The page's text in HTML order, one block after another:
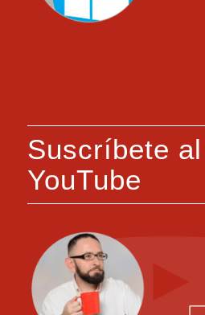
Suscríbete
YouTube